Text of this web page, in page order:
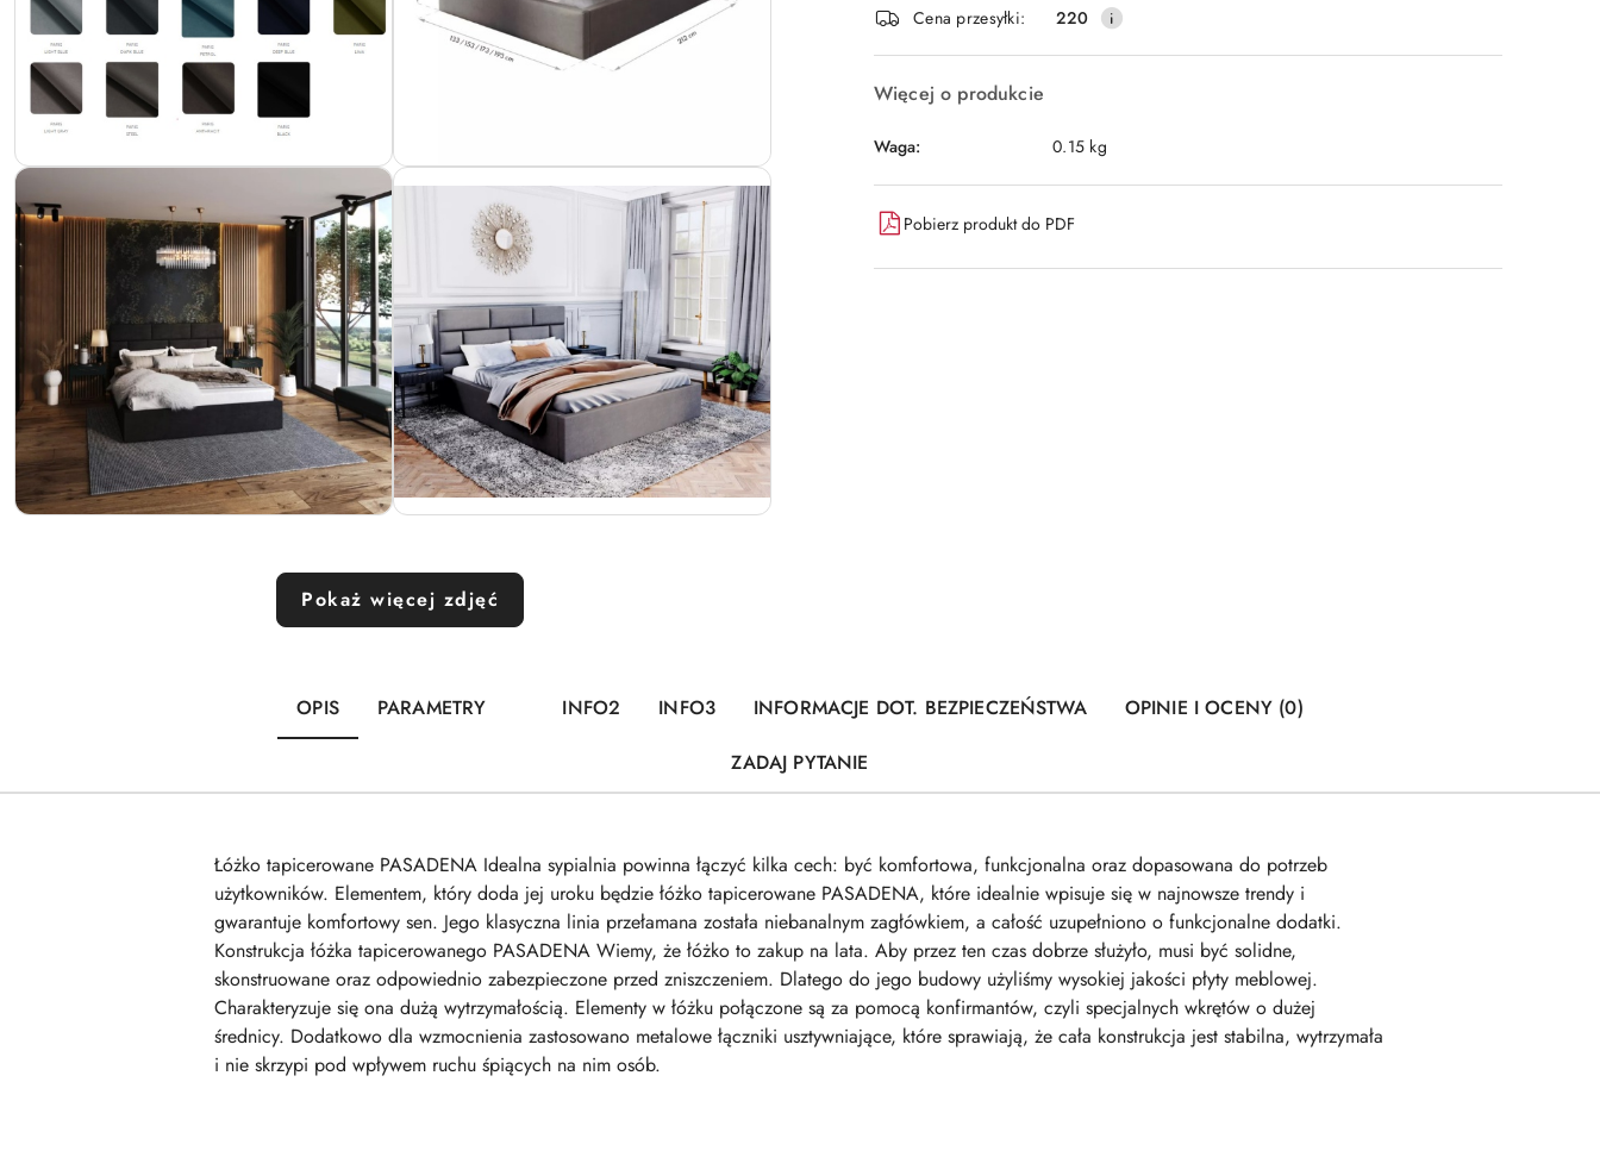
Pokaż więcej zdjęć
dostawa
Cena przesyłki:
220
Więcej o produkcie
Waga: 0.15 kg
Pobierz produkt do PDF
OPIS PARAMETRY INFO2 INFO3 INFORMACJE DOT. BEZPIECZEŃSTWA
OPINIE I OCENY (0)
ZADAJ PYTANIE
Łóżko tapicerowane PASADENA Idealna sypialnia powinna łączyć kilka cech: być komfortowa, funkcjonalna oraz dopasowana do potrzeb
użytkowników. Elementem, który doda jej uroku będzie łóżko tapicerowane PASADENA, które idealnie wpisuje się w najnowsze trendy i
gwarantuje komfortowy sen. Jego klasyczna linia przełamana została niebanalnym zagłówkiem, a całość uzupełniono o funkcjonalne dodatki.
Konstrukcja łóżka tapicerowanego PASADENA Wiemy, że łóżko to zakup na lata. Aby przez ten czas dobrze służyło, musi być solidne,
skonstruowane oraz odpowiednio zabezpieczone przed zniszczeniem. Dlatego do jego budowy użyliśmy wysokiej jakości płyty meblowej.
Charakteryzuje się ona dużą wytrzymałością. Elementy w łóżku połączone są za pomocą konfirmantów, czyli specjalnych wkrętów o dużej
średnicy. Dodatkowo dla wzmocnienia zastosowano metalowe łączniki usztywniające, które sprawiają, że cała konstrukcja jest stabilna, wytrzymała
i nie skrzypi pod wpływem ruchu śpiących na nim osób.